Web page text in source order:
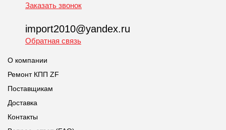
Заказать звонок
import2010@yandex.ru
Обратная связь
О компании
Ремонт КПП ZF
Поставщикам
Доставка
Контакты